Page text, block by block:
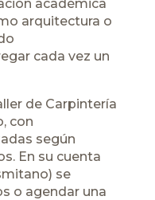
académica
arquitectura o
cada vez un
de Carpintería
con
según
En su cuenta
) se
o agendar una